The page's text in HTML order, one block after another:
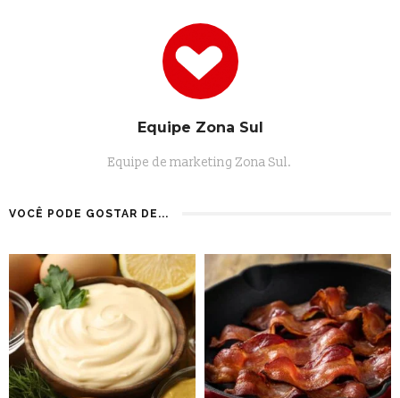
Equipe Zona Sul
Equipe de marketing Zona Sul.
VOCÊ PODE GOSTAR DE...